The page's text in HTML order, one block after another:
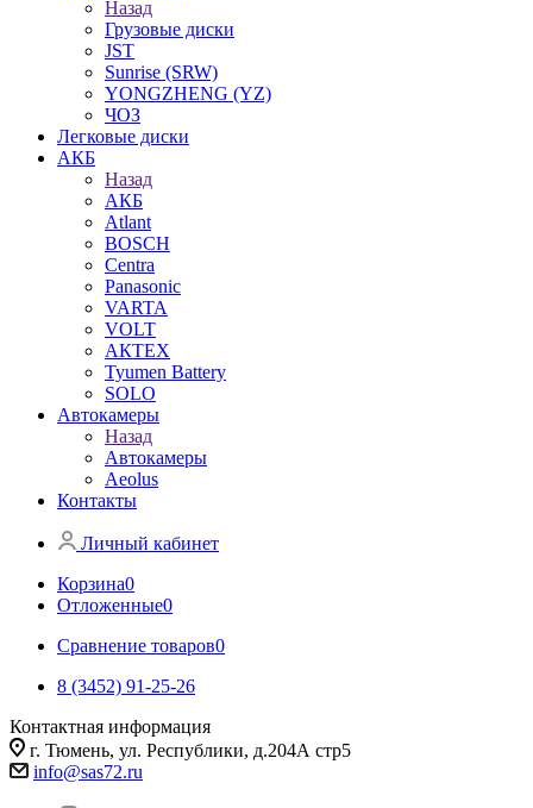
Назад
Грузовые диски
JST
Sunrise (SRW)
YONGZHENG (YZ)
ЧОЗ
Легковые диски
АКБ
Назад
АКБ
Atlant
BOSCH
Centra
Panasonic
VARTA
VOLT
АКТЕХ
Tyumen Battery
SOLO
Автокамеры
Назад
Автокамеры
Aeolus
Контакты
Личный кабинет
Корзина0
Отложенные0
Сравнение товаров0
8 (3452) 91-25-26
Контактная информация
г. Тюмень, ул. Республики, д.204А стр5
info@sas72.ru